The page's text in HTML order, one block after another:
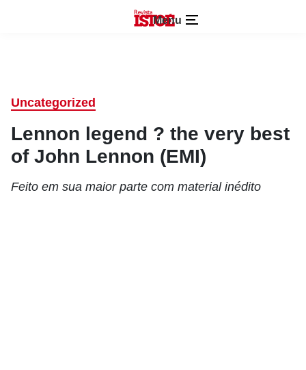
Menu
Uncategorized
Lennon legend ? the very best
of John Lennon (EMI)
Feito em sua maior parte com material inédito